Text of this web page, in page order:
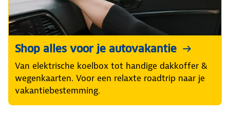
Shop alles voor je autovakantie
Van elektrische koelbox tot handige dakkoffer &
wegenkaarten. Voor een relaxte roadtrip naar je
vakantiebestemming.